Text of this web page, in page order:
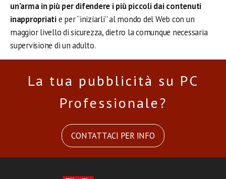
un’arma in più per difendere i più piccoli dai contenuti
inappropriatie per “iniziarli” al mondo del Web con un
maggior livello di sicurezza, dietro la comunque necessaria
supervisione di un adulto.
La tua pubblicità su PC
Professionale?
CONTATTACI PER INFO